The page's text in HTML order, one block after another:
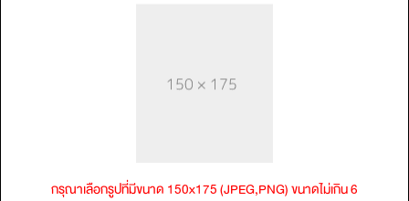
กรุณาเลือกรูปที่มีขนาด 150x175 (JPEG,PNG) ขนาดไม่เกิน 6